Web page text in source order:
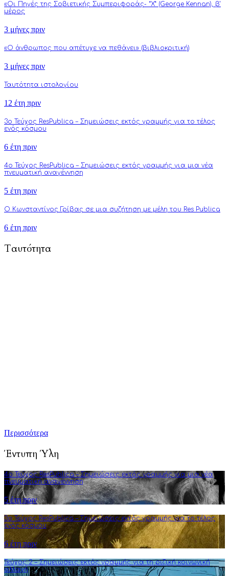
«Οι Πηγές της Σοβιετικής Συμπεριφοράς- “Χ” (George Kennan), β’
μέρος
3 μήνες πριν
«Ο άνθρωπος που απέτυχε να πεθάνει» (βιβλιοκριτική)
3 μήνες πριν
Ταυτότητα ιστολογίου
12 έτη πριν
3o Τεύχος ResPublica – Σημειώσεις εκτός γραμμής για το τέλος
ενός κόσμου
6 έτη πριν
4o Τεύχος ResPublica – Σημειώσεις εκτός γραμμής για μια νέα
πνευματική αναγέννηση
5 έτη πριν
Ο Κωνσταντίνος Γρίβας σε μια συζήτηση με μέλη του Res Publica
6 έτη πριν
Ταυτότητα
Περισσότερα
Έντυπη Ύλη
4o Τεύχος ResPublica – Σημειώσεις εκτός γραμμής για μια νέα
πνευματική αναγέννηση
5 έτη πριν
3o Τεύχος ResPublica – Σημειώσεις εκτός γραμμής για το τέλος
ενός κόσμου
6 έτη πριν
Τεύχος 2 – Σημειώσεις εκτός γραμμής για τη ριζική κοινωνική
αλλαγή